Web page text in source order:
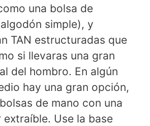
una bolsa de
simple), y
TAN estructuradas que
si llevaras una gran
del hombro. En algún
hay una gran opción,
de mano con una
Use la base